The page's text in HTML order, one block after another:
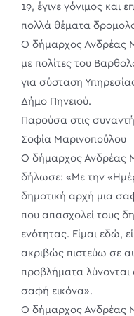
19, έγινε γόνιμος και
πολλά θέματα
Ο δήμαρχος Ανδρέας
με πολίτες του
για σύσταση
Δήμο Πηνειού.
Παρούσα στις
Σοφία Μαρινοπούλου
Ο δήμαρχος Ανδρέας
δήλωσε: «Με την
δημοτική αρχή μια
που απασχολεί τους
ενότητας. Είμαι εδώ,
ακριβώς πιστεύω σε
προβλήματα λύνονται
σαφή εικόνα».
Ο δήμαρχος Ανδρέας